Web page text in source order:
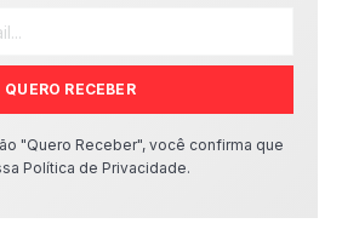
QUERO RECEBER
"Quero Receber", você confirma que
Política de Privacidade.